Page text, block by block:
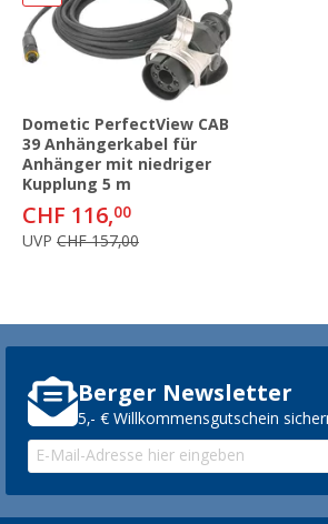
Dometic PerfectView CAB
39 Anhängerkabel für
Anhänger mit niedriger
Kupplung 5 m
CHF 116,00
UVP CHF 157,00
Berger Newsletter
5,- € Willkommensgutschein